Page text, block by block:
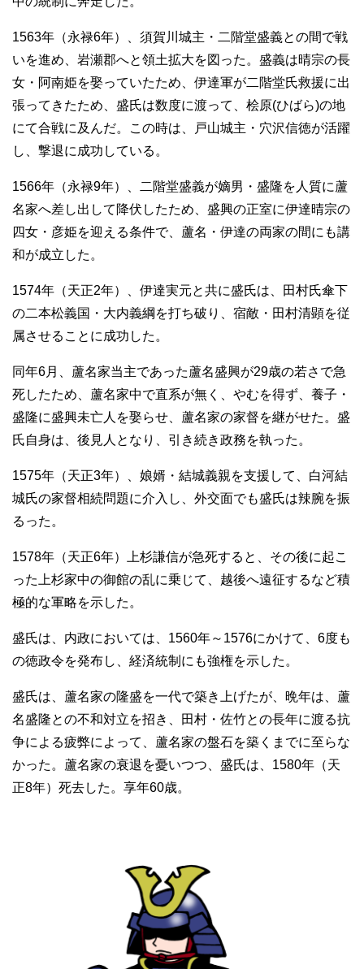
1563年（永禄6年）、須賀川城主・二階堂盛義との間で戦
いを進め、岩瀬郡へと領土拡大を図った。盛義は晴宗の長
女・阿南姫を娶っていたため、伊達軍が二階堂氏救援に出
張ってきたため、盛氏は数度に渡って、桧原(ひばら)の地
にて合戦に及んだ。この時は、戸山城主・穴沢信徳が活躍
し、撃退に成功している。
1566年（永禄9年）、二階堂盛義が嫡男・盛隆を人質に蘆
名家へ差し出して降伏したため、盛興の正室に伊達晴宗の
四女・彦姫を迎える条件で、蘆名・伊達の両家の間にも講
和が成立した。
1574年（天正2年）、伊達実元と共に盛氏は、田村氏傘下
の二本松義国・大内義綱を打ち破り、宿敵・田村清顕を従
属させることに成功した。
同年6月、蘆名家当主であった蘆名盛興が29歳の若さで急
死したため、蘆名家中で直系が無く、やむを得ず、養子・
盛隆に盛興未亡人を娶らせ、蘆名家の家督を継がせた。盛
氏自身は、後見人となり、引き続き政務を執った。
1575年（天正3年）、娘婿・結城義親を支援して、白河結
城氏の家督相続問題に介入し、外交面でも盛氏は辣腕を振
るった。
1578年（天正6年）上杉謙信が急死すると、その後に起こ
った上杉家中の御館の乱に乗じて、越後へ遠征するなど積
極的な軍略を示した。
盛氏は、内政においては、1560年～1576にかけて、6度も
の徳政令を発布し、経済統制にも強権を示した。
盛氏は、蘆名家の隆盛を一代で築き上げたが、晩年は、蘆
名盛隆との不和対立を招き、田村・佐竹との長年に渡る抗
争による疲弊によって、蘆名家の盤石を築くまでに至らな
かった。蘆名家の衰退を憂いつつ、盛氏は、1580年（天
正8年）死去した。享年60歳。